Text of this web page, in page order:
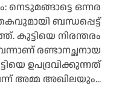
ഒന്നര
ബന്ധപ്പെട്ട്
നിരന്തരം
രണ്ടാനച്ഛനായ
ഉപദ്രവിക്കുന്നത്
അമ്മ അഖിലയും...